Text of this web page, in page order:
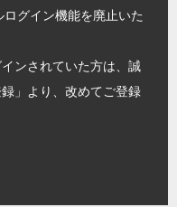
グイン機能を廃止いた
ンされていた方は、誠
」より、改めてご登録